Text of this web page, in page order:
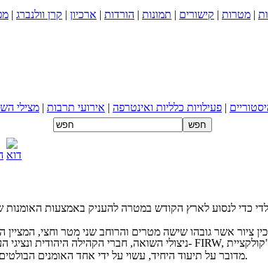
| מטרות | קישורים | תמונות | הורדות | ארכיון | קרן וולנברג |
| פעילויות כלליות ואינטרפה | אירועי תרבות | מצילי
מדובר על תיעוד היחיד, עשוי על ידי אחד האומנים הבולטים מארגנטינה בכל הזמנים.